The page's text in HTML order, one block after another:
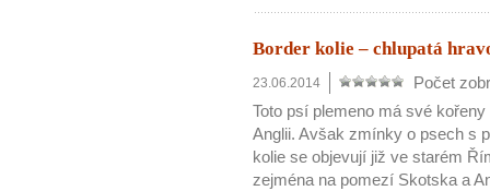
Border kolie – chlupatá
23.06.2014
Počet
Toto psí plemeno má své
Anglii. Avšak zmínky o psech s
kolie se objevují již ve starém
zejména na pomezí Skotska a